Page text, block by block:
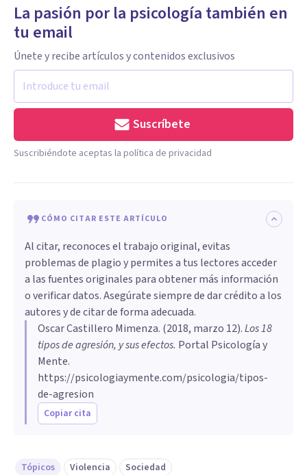
La pasión por la psicología también en
tu email
Únete y recibe artículos y contenidos exclusivos
Suscríbete
Suscribiéndote aceptas la política de privacidad
CÓMO CITAR ESTE ARTÍCULO
Al citar, reconoces el trabajo original, evitas
problemas de plagio y permites a tus lectores acceder
a las fuentes originales para obtener más información
o verificar datos. Asegúrate siempre de dar crédito a los
autores y de citar de forma adecuada.
Oscar Castillero Mimenza. (2018, marzo 12).Los 18
tipos de agresión, y sus efectos. Portal Psicología y
Mente.
https://psicologiaymente.com/psicologia/tipos-
de-agresion
Copiar cita
Tópicos Violencia Sociedad